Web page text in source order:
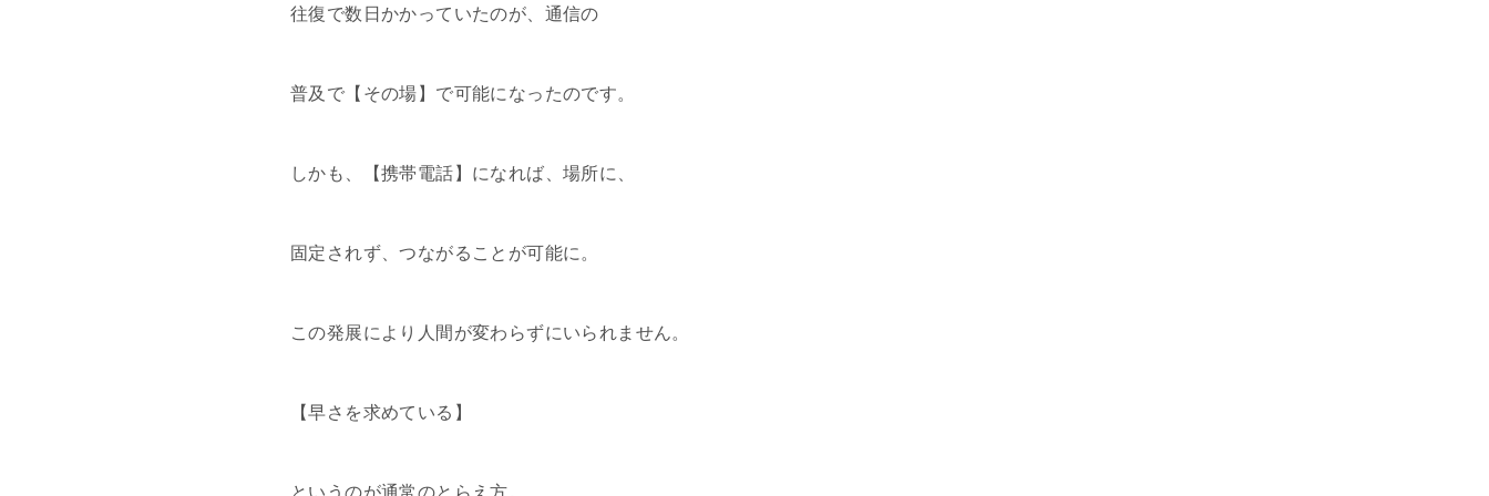
往復で数日かかっていたのが、通信の
普及で【その場】で可能になったのです。
しかも、【携帯電話】になれば、場所に、
固定されず、つながることが可能に。
この発展により人間が変わらずにいられません。
【早さを求めている】
というのが通常のとらえ方。